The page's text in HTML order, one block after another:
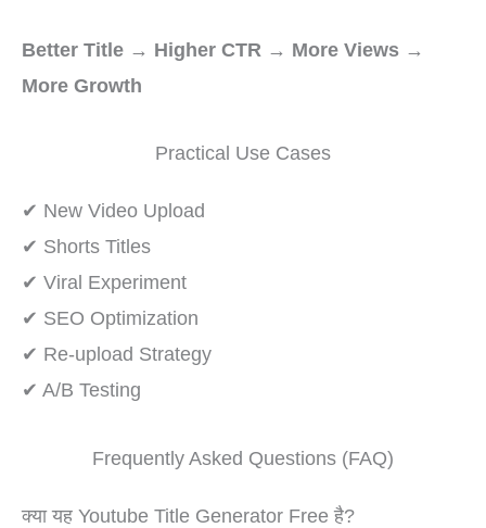
Better Title → Higher CTR → More Views →
More Growth
Practical Use Cases
✔ New Video Upload
✔ Shorts Titles
✔ Viral Experiment
✔ SEO Optimization
✔ Re-upload Strategy
✔ A/B Testing
Frequently Asked Questions (FAQ)
क्या यह Youtube Title Generator Free है?